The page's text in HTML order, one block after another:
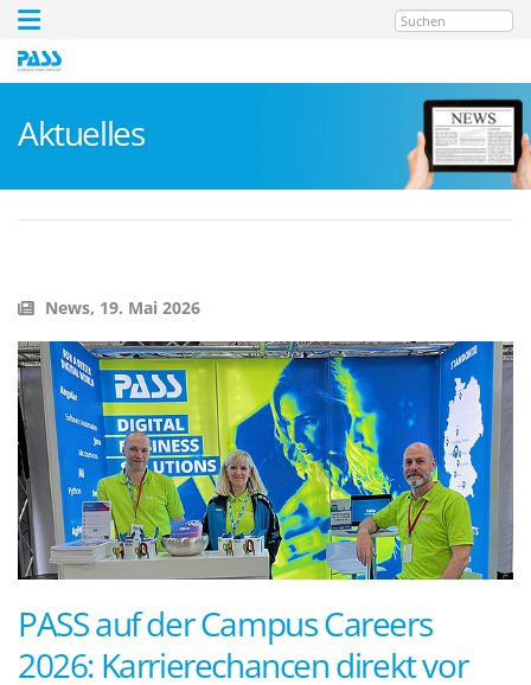
Suchen
Aktuelles
News, 19. Mai 2026
PASS auf der Campus Careers
2026: Karrierechancen direkt vor